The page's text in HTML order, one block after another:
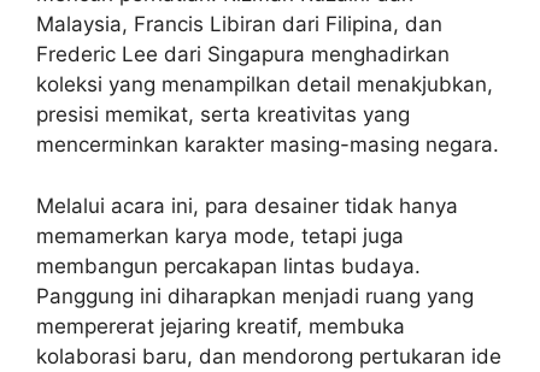
Malaysia, Francis Libiran dari Filipina, dan
Frederic Lee dari Singapura menghadirkan
koleksi yang menampilkan detail menakjubkan,
presisi memikat, serta kreativitas yang
mencerminkan karakter masing-masing negara.
Melalui acara ini, para desainer tidak hanya
memamerkan karya mode, tetapi juga
membangun percakapan lintas budaya.
Panggung ini diharapkan menjadi ruang yang
mempererat jejaring kreatif, membuka
kolaborasi baru, dan mendorong pertukaran ide